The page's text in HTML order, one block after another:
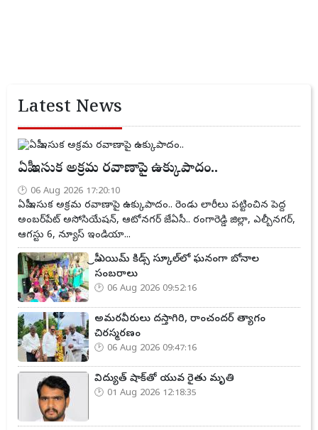
Latest News
ఏపీ ఇసుక అక్రమ రవాణాపై ఉక్కుపాదం..
06 Aug 2026 17:20:10
ఏపీ ఇసుక అక్రమ రవాణాపై ఉక్కుపాదం.. రెండు లారీలు పట్టించిన పెద్ద
అంబర్‌పేట్ అసోసియేషన్, ఆటోనగర్ జేఏసీ.. రంగారెడ్డి జిల్లా, ఎల్బీనగర్,
ఆగస్టు 6, న్యూస్ ఇండియా...
ప్రీ ఎయిమ్ కిడ్స్ స్కూల్‌లో ఘనంగా బోనాల
సంబరాలు
06 Aug 2026 09:52:16
అమరవీరులు దస్తాగిరి, రాంచందర్ త్యాగం
చిరస్మరణం
06 Aug 2026 09:47:16
విద్యుత్ షాక్‌తో యువ రైతు మృతి
01 Aug 2026 12:18:35